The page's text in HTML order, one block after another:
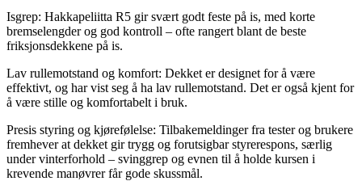
Isgrep: Hakkapeliitta R5 gir svært godt feste på is, med korte
bremselengder og god kontroll – ofte rangert blant de beste
friksjonsdekkene på is.
Lav rullemotstand og komfort: Dekket er designet for å være
effektivt, og har vist seg å ha lav rullemotstand. Det er også kjent for
å være stille og komfortabelt i bruk.
Presis styring og kjørefølelse: Tilbakemeldinger fra tester og brukere
fremhever at dekket gir trygg og forutsigbar styrerespons, særlig
under vinterforhold – svinggrep og evnen til å holde kursen i
krevende manøvrer får gode skussmål.